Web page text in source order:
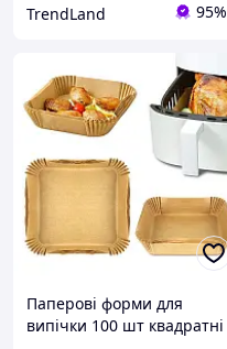
TrendLand 95%
Паперові форми для
випічки 100 шт квадратні